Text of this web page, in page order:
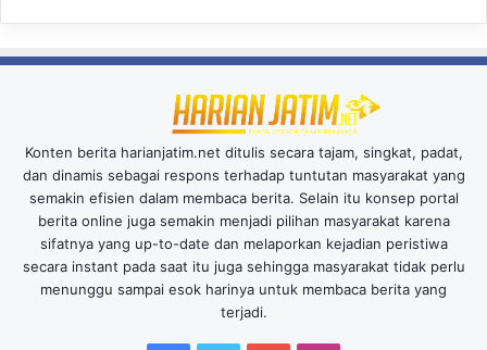
Konten berita harianjatim.net ditulis secara tajam, singkat, padat,
dan dinamis sebagai respons terhadap tuntutan masyarakat yang
semakin efisien dalam membaca berita. Selain itu konsep portal
berita online juga semakin menjadi pilihan masyarakat karena
sifatnya yang up-to-date dan melaporkan kejadian peristiwa
secara instant pada saat itu juga sehingga masyarakat tidak perlu
menunggu sampai esok harinya untuk membaca berita yang
terjadi.